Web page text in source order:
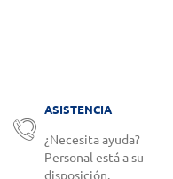
ASISTENCIA
¿Necesita ayuda?
Personal está a su
disposición.